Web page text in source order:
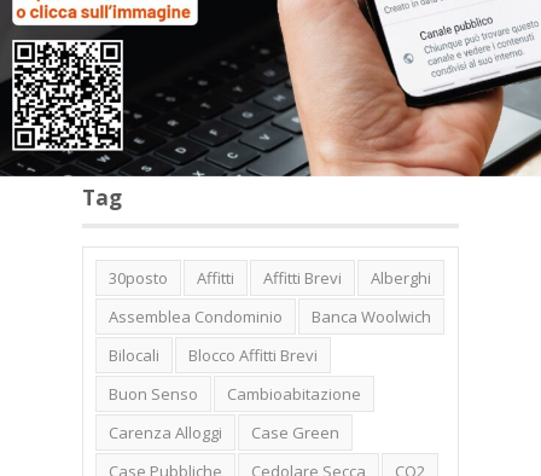
Categorie
Tag
30posto Affitti Affitti Brevi
Alberghi
Assemblea Condominio
Banca Woolwich
Bilocali
Blocco Affitti Brevi
Buon Senso
Cambioabitazione
Carenza Alloggi
Case Green